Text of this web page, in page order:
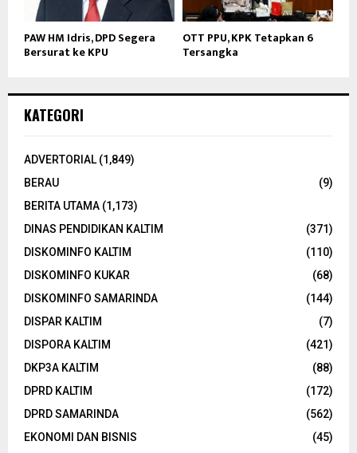
PAW HM Idris, DPD Segera
Bersurat ke KPU
OTT PPU, KPK Tetapkan 6
Tersangka
KATEGORI
ADVERTORIAL(1,849)
BERAU
(9)
BERITA UTAMA (1,173)
DINAS PENDIDIKAN KALTIM
(371)
DISKOMINFO KALTIM
(110)
DISKOMINFO KUKAR
(68)
DISKOMINFO SAMARINDA
(144)
DISPAR KALTIM
(7)
DISPORA KALTIM
(421)
DKP3A KALTIM
(88)
DPRD KALTIM
(172)
DPRD SAMARINDA
(562)
EKONOMI DAN BISNIS
(45)